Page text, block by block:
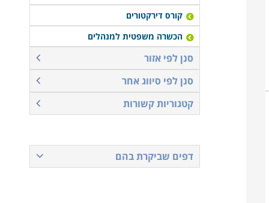
קורס דירקטורים
הכשרה משפטית למנהלים
סנן לפי אזור
סנן לפי סיווג אחר
קטגוריות קשורות
דפים שביקרת בהם